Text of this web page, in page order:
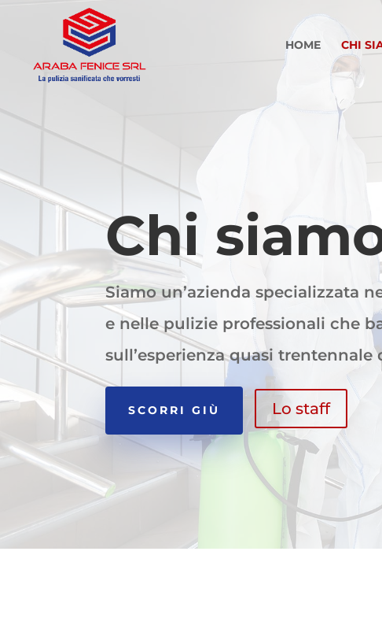
HOME CHI
Chi
Siamo un’azienda specializzata
e nelle pulizie professionali che
sull’esperienza quasi
SCORRI GIÙ Lo staff